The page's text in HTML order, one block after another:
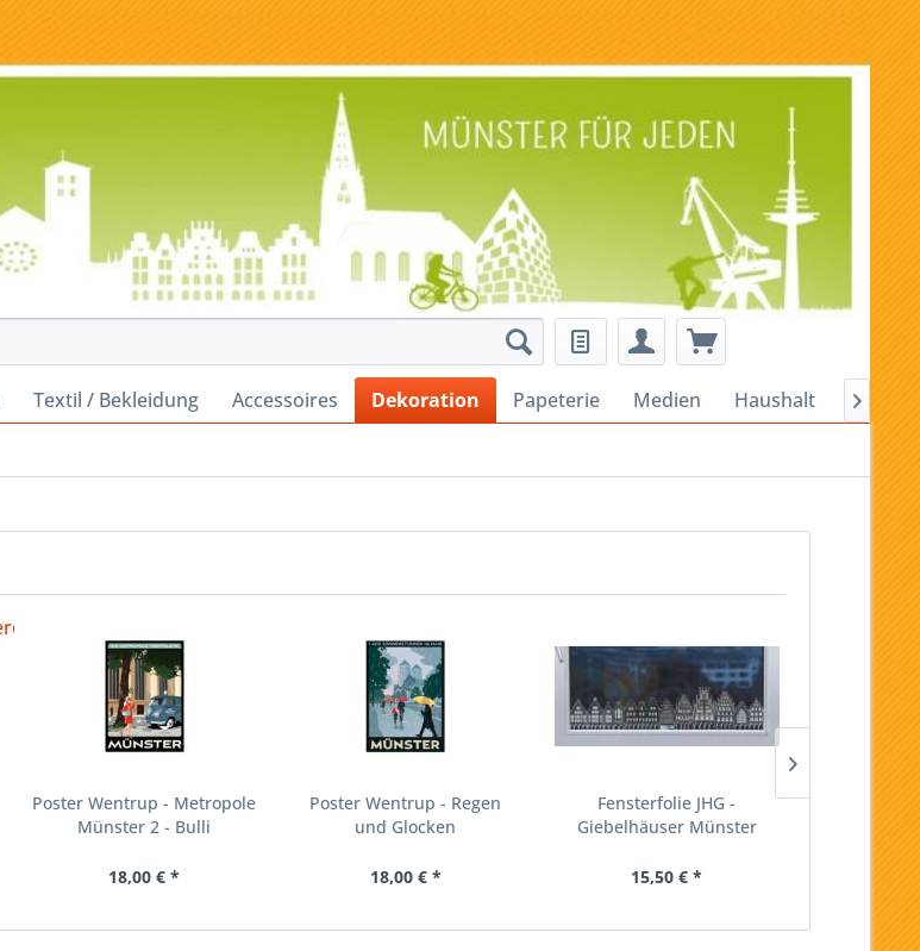
Textil / Bekleidung Accessoires Dekoration Papeterie Medien Haushalt Alles

Poster Wentrup - Metropole
Münster 2 - Bulli
18,00 € *
Poster Wentrup - Regen
und Glocken
18,00 € *
Fensterfolie JHG -
Giebelhäuser Münster
15,50 € *
Poster
in